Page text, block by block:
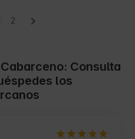
2
Consulta
los